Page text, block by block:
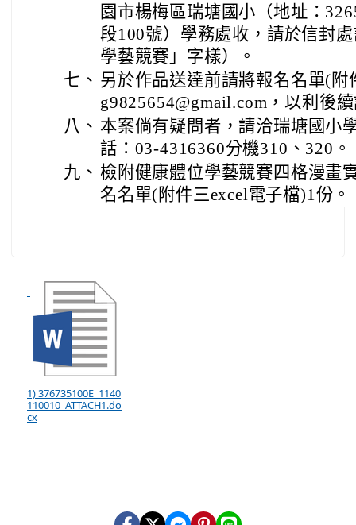
園市楊梅區瑞塘國小（地址：
段100號）學務處收，請於信封
學藝競賽」字樣）。
七、 另於作品送達前請將報名名單(附
g9825654@gmail.com，以利後
八、 本案倘有疑問者，請洽瑞塘國小
話：03-4316360分機310、320。
九、 檢附健康體位學藝競賽四格漫畫
名名單(附件三excel電子檔)1份。
1) 376735100E_1140
110010_ATTACH1.do
cx